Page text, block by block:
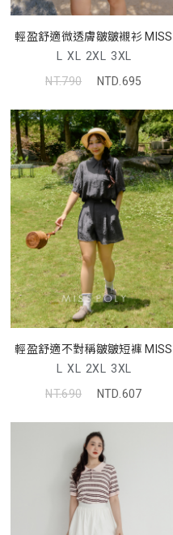
輕盈舒適微透膚皺皺襯衫 MISS
L XL 2XL 3XL
NT.790
NTD.695
輕盈舒適不對稱皺皺短褲 MISS
L XL 2XL 3XL
NT.690
NTD.607